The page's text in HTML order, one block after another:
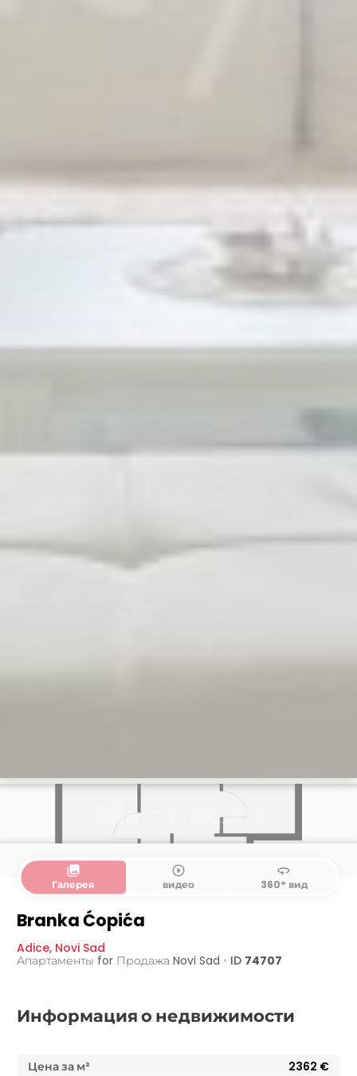
collections
Галерея
play_circle_outline
видео
360
360° вид
Branka Ćopića
Adice, Novi Sad
Апартаменты for Продажа Novi Sad • ID 74707
Информация о недвижимости
Цена за м² 2362 €